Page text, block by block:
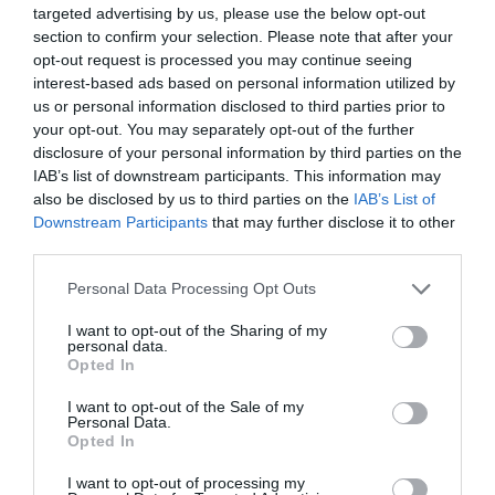
targeted advertising by us, please use the below opt-out
section to confirm your selection. Please note that after your
opt-out request is processed you may continue seeing
interest-based ads based on personal information utilized by
us or personal information disclosed to third parties prior to
your opt-out. You may separately opt-out of the further
disclosure of your personal information by third parties on the
IAB’s list of downstream participants. This information may
also be disclosed by us to third parties on the IAB’s List of
Downstream Participants that may further disclose it to other
Personal Data Processing Opt Outs
I want to opt-out of the Sharing of my
personal data.
Opted In
I want to opt-out of the Sale of my
Personal Data.
Opted In
I want to opt-out of processing my
bateriadel nou iPad Mini amb pantalla de retina.
És el més resistent de les tauletes Apple, a més de
comptar amb més virtuts de la nova generació:
actua amb rapidesa gràcies al nou processador
de la marca, exhibeix una alta definició de pantalla
gràcies a la retina i compta amb doble micròfon i
altaveu.
Entre els punts en contra, hi hala mida. El
nou iPad Mini ja no és tan mini: fa dos terços del
pes i la mida del seu germà gran, l'iPad Air, el que
resta punts pels qui busquen màxima portabilitat.
d'adaptar bé a la nova pantalla i el teclat segueix
sent "petit, claustrofòbic i poc amic del treball
diari", subratllava Jason Snell.